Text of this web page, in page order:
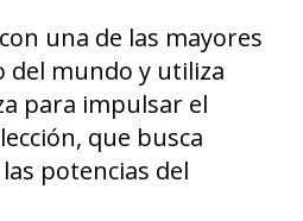
una de las mayores
del mundo y utiliza
para impulsar el
que busca
potencias del